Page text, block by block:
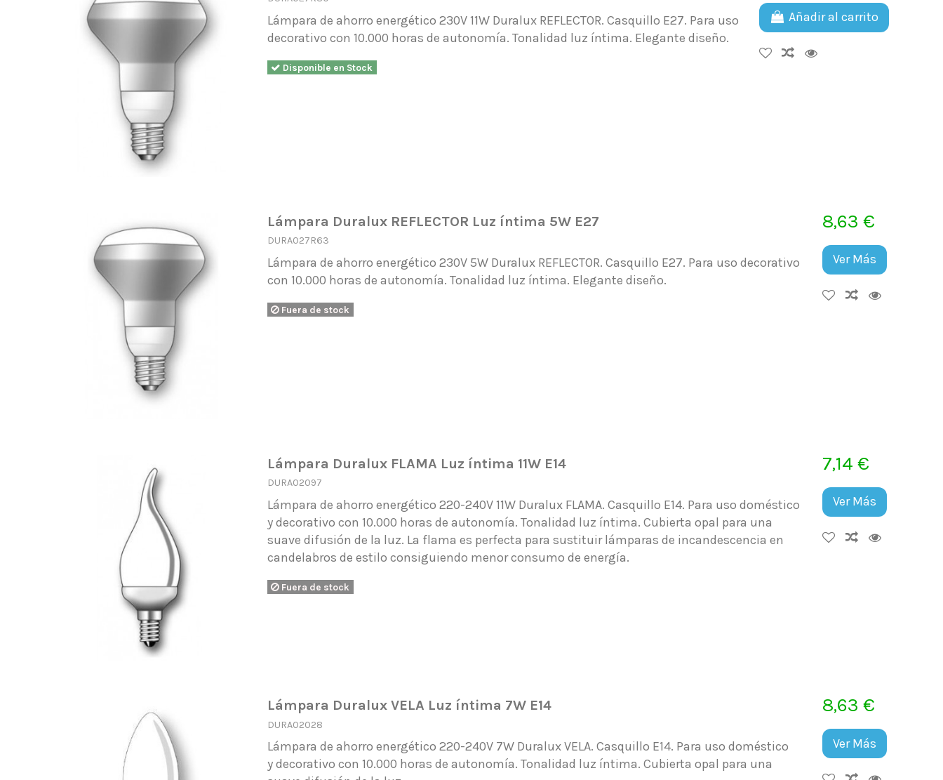
Lámpara de ahorro energético 230V 11W Duralux REFLECTOR. Casquillo E27. Para uso
decorativo con 10.000 horas de autonomía. Tonalidad luz íntima. Elegante diseño.
Disponible en Stock
Añadir al carrito
Lámpara Duralux REFLECTOR Luz íntima 5W E27
DURA027R63
Lámpara de ahorro energético 230V 5W Duralux REFLECTOR. Casquillo E27. Para uso decorativo
con 10.000 horas de autonomía. Tonalidad luz íntima. Elegante diseño.
Fuera de stock
8,63 €
Ver Más
Lámpara Duralux FLAMA Luz íntima 11W E14
DURA02097
Lámpara de ahorro energético 220-240V 11W Duralux FLAMA. Casquillo E14. Para uso doméstico
y decorativo con 10.000 horas de autonomía. Tonalidad luz íntima. Cubierta opal para una
suave difusión de la luz. La flama es perfecta para sustituir lámparas de incandescencia en
candelabros de estilo consiguiendo menor consumo de energía.
Fuera de stock
7,14 €
Ver Más
Lámpara Duralux VELA Luz íntima 7W E14
DURA02028
Lámpara de ahorro energético 220-240V 7W Duralux VELA. Casquillo E14. Para uso doméstico
y decorativo con 10.000 horas de autonomía. Tonalidad luz íntima. Cubierta opal para una
8,63 €
Ver Más